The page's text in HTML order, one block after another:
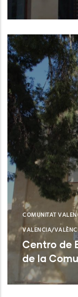
Valencia
COMUNITAT
VALENCIA/
Centro de
de la
Sagunt